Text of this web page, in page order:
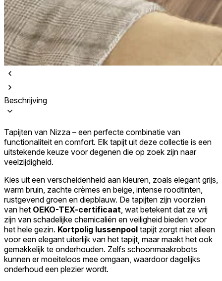
Beschrijving
Tapijten van Nizza – een perfecte combinatie van
functionaliteit en comfort. Elk tapijt uit deze collectie is een
uitstekende keuze voor degenen die op zoek zijn naar
veelzijdigheid.
Kies uit een verscheidenheid aan kleuren, zoals elegant grijs,
warm bruin, zachte crèmes en beige, intense roodtinten,
rustgevend groen en diepblauw. De tapijten zijn voorzien
van het OEKO-TEX-certificaat , wat betekent dat ze vrij
zijn van schadelijke chemicaliën en veiligheid bieden voor
het hele gezin. Kortpolig lussenpool tapijt zorgt niet alleen
voor een elegant uiterlijk van het tapijt, maar maakt het ook
gemakkelijk te onderhouden. Zelfs schoonmaakrobots
kunnen er moeiteloos mee omgaan, waardoor dagelijks
onderhoud een plezier wordt.